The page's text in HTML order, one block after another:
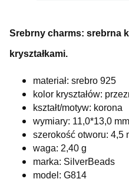
Srebrny charms: srebrna
kryształkami.
materiał: srebro 925
kolor kryształów:
kształt/motyw: korona
wymiary: 11,0*13,0 mm
szerokość otworu: 4,5
waga: 2,40 g
marka: SilverBeads
model: G814